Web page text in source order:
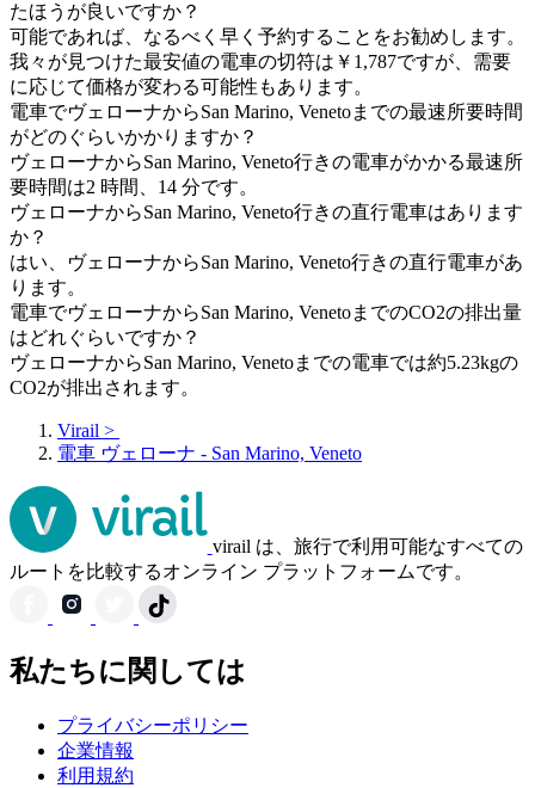
たほうが良いですか？
可能であれば、なるべく早く予約することをお勧めします。
我々が見つけた最安値の電車の切符は￥1,787ですが、需要
に応じて価格が変わる可能性もあります。
電車でヴェローナからSan Marino, Venetoまでの最速所要時間
がどのぐらいかかりますか？
ヴェローナからSan Marino, Veneto行きの電車がかかる最速所
要時間は2 時間、14 分です。
ヴェローナからSan Marino, Veneto行きの直行電車はあります
か？
はい、ヴェローナからSan Marino, Veneto行きの直行電車があ
ります。
電車でヴェローナからSan Marino, VenetoまでのCO2の排出量
はどれぐらいですか？
ヴェローナからSan Marino, Venetoまでの電車では約5.23kgの
CO2が排出されます。
Virail >
電車 ヴェローナ - San Marino, Veneto
virail は、旅行で利用可能なすべての
ルートを比較するオンライン プラットフォームです。
私たちに関しては
プライバシーポリシー
企業情報
利用規約